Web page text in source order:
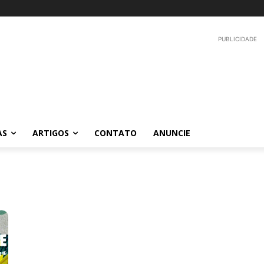
PUBLICIDADE
ARTIGOS CONTATO ANUNCIE